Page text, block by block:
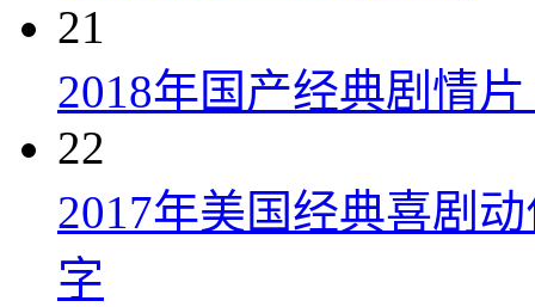
21
2018年国产经典剧情
22
2017年美国经典喜剧
字